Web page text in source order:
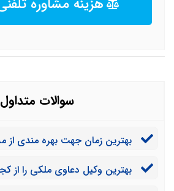
هزینه مشاوره
سوالات متداول
بهترین زمان جهت بهره مندی از
بهترین وکیل دعاوی ملکی را از کجا می توان پیدا کرد؟